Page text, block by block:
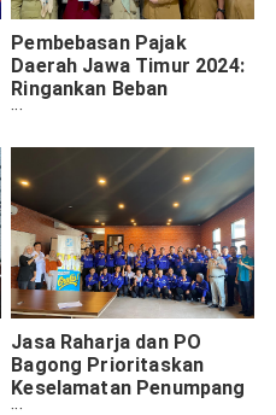
Pembebasan Pajak
Daerah Jawa Timur 2024:
Ringankan Beban
Masyarakat
Jasa Raharja dan PO
Bagong Prioritaskan
Keselamatan Penumpang